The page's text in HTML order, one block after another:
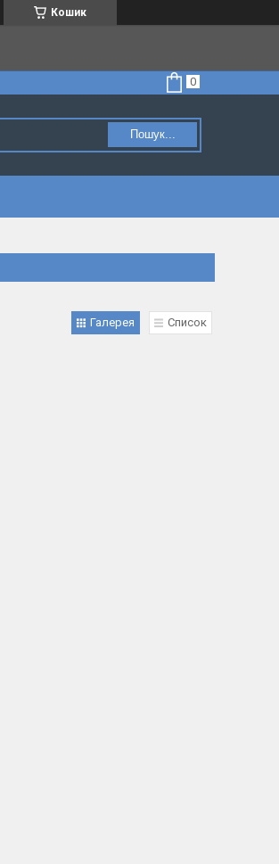
Кошик
Пошук...
Галерея Список